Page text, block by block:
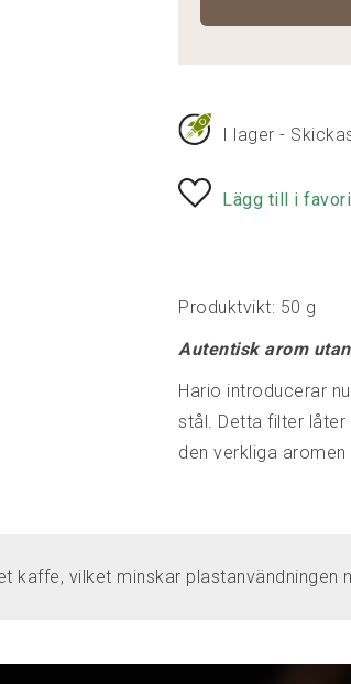
I lager -
Lägg till i
Produktvikt: 50 g
Autentisk arom
Hario introducerar
stål. Detta filter
den verkliga
vilket minskar plastanvändningen